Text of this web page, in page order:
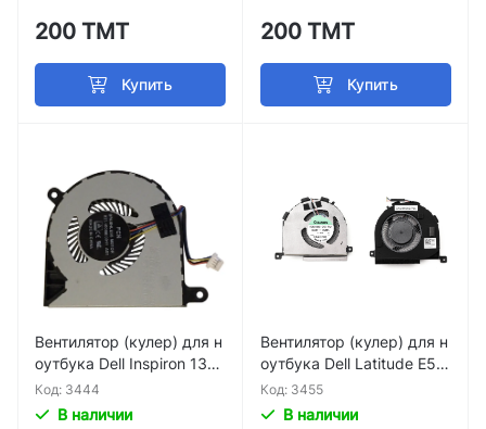
200 ТМТ
Купить
200 ТМТ
Купить
Вентилятор (кулер) для н
оутбука Dell Inspiron 13-5
368, 13-5378 13-7368 13
-7378 15-5568 15-7569
Код: 3444
В наличии
Вентилятор (кулер) для н
оутбука Dell Latitude E54
50 p/n eg50050s1-c270-s
9a
Код: 3455
В наличии